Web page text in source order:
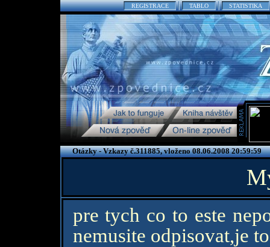
REGISTRACE TABLO STATISTIKA
Otázky - Vzkazy č.311885, vloženo 08.06.2008 20:59:59
pre tych co to este
nemusite odpisovat,je